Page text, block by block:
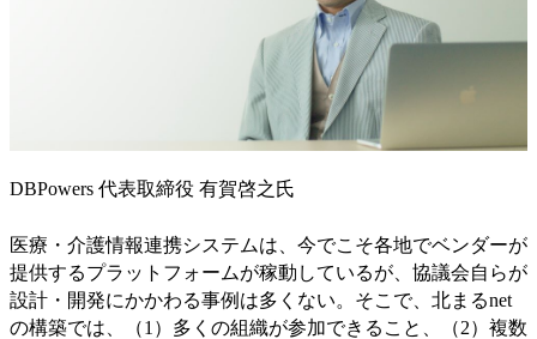
DBPowers 代表取締役 有賀啓之氏
医療・介護情報連携システムは、今でこそ各地でベンダーが
提供するプラットフォームが稼動しているが、協議会自らが
設計・開発にかかわる事例は多くない。そこで、北まるnet
の構築では、（1）多くの組織が参加できること、（2）複数